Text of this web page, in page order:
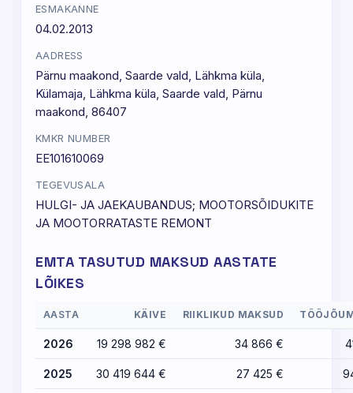
ESMAKANNE
04.02.2013
AADRESS
Pärnu maakond, Saarde vald, Lähkma küla,
Külamaja, Lähkma küla, Saarde vald, Pärnu
maakond, 86407
KMKR NUMBER
EE101610069
TEGEVUSALA
HULGI- JA JAEKAUBANDUS; MOOTORSÕIDUKITE
JA MOOTORRATASTE REMONT
EMTA TASUTUD MAKSUD AASTATE
LÕIKES
AASTA KÄIVE RIIKLIKUD MAKSUD
2026 19 298 982 € 34 866 €
2025 30 419 644 € 27 425 €